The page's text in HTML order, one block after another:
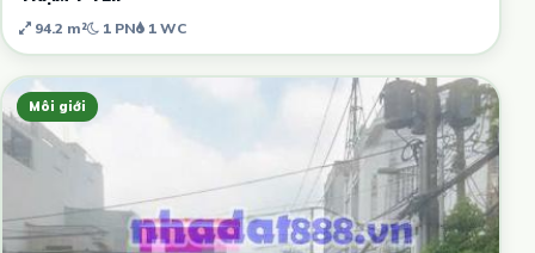
94.2 m² 1 PN 1 WC
Môi giới